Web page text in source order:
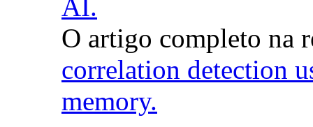
AI.
O artigo completo na
correlation detection
memory.